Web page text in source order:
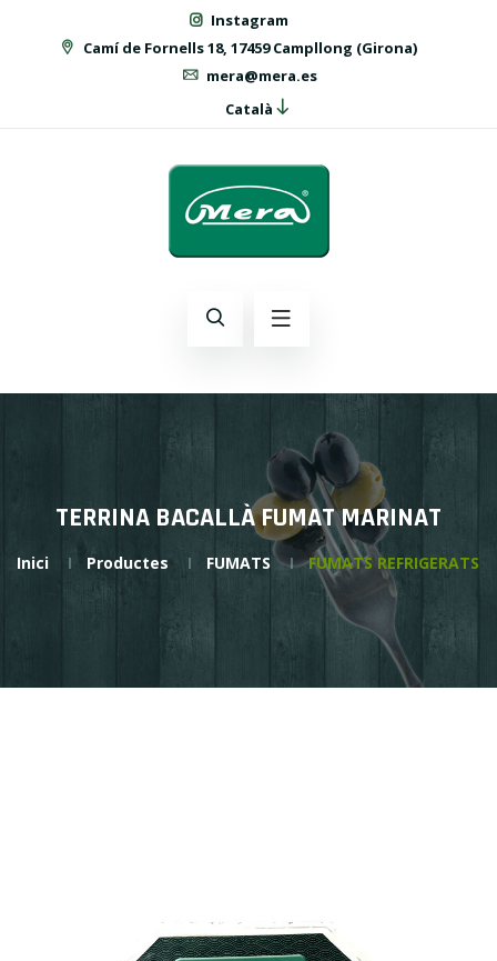
Instagram
Camí de Fornells 18, 17459 Campllong (Girona)
mera@mera.es
Català
TERRINA BACALLÀ FUMAT MARINAT
Inici Productes FUMATS FUMATS REFRIGERATS